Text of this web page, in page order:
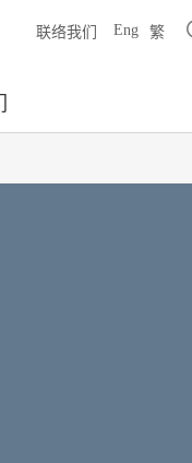
联络我们 Eng 繁